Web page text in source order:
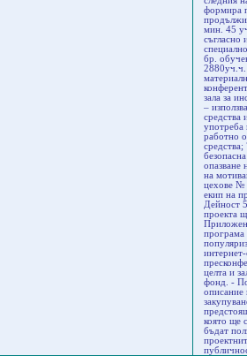
формира
мин. 45
съгласно
бр.
2880уч.ч.
зала за
–
средства
употреба
работно
средства;
опазване
на
цехове №
екип на
Дейност
проекта
програма
целта и
фонд. -
описание
която ще
бъдат